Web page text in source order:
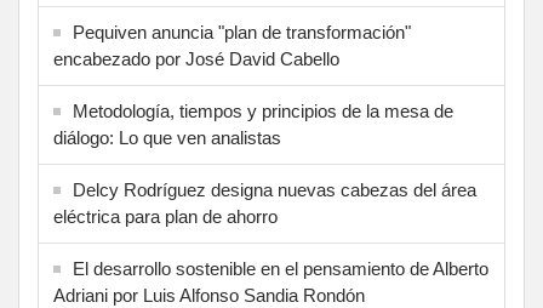
Pequiven anuncia "plan de transformación"
encabezado por José David Cabello
Metodología, tiempos y principios de la mesa de
diálogo: Lo que ven analistas
Delcy Rodríguez designa nuevas cabezas del área
eléctrica para plan de ahorro
El desarrollo sostenible en el pensamiento de Alberto
Adriani por Luis Alfonso Sandia Rondón